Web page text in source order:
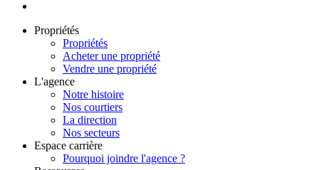
Propriétés
Propriétés
Acheter une propriété
Vendre une propriété
L'agence
Notre histoire
Nos courtiers
La direction
Nos secteurs
Espace carrière
Pourquoi joindre l'agence ?